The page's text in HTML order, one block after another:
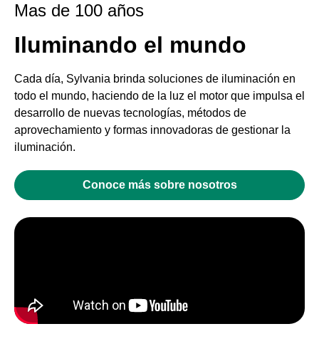
Mas de 100 años
Iluminando el mundo
Cada día, Sylvania brinda soluciones de iluminación en
todo el mundo, haciendo de la luz el motor que impulsa el
desarrollo de nuevas tecnologías, métodos de
aprovechamiento y formas innovadoras de gestionar la
iluminación.
Conoce más sobre nosotros